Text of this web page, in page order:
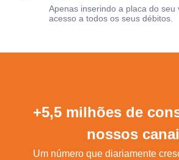
Apenas inserindo a placa do seu
acesso a todos os seus débitos.
+5,5 milhões de
nossos
Um número que diariamente